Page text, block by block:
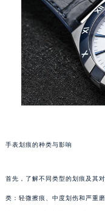
手表划痕的种类与影响
首先，了解不同类型的划痕及其
类：轻微擦痕、中度划伤和严重